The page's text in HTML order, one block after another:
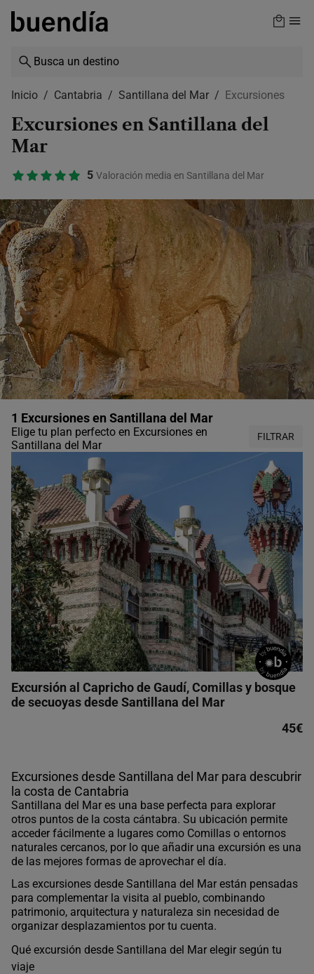
Skip
content
Inicio Cantabria Santillana del Mar Excursiones
Excursiones en Santillana del
Mar
5 Valoración media en Santillana del Mar
1 Excursiones en Santillana del Mar
Elige tu plan perfecto en Excursiones en
Santillana del Mar
FILTRAR
Excursión al Capricho de Gaudí, Comillas y bosque
de secuoyas desde Santillana del Mar
45€
Excursiones desde Santillana del Mar para descubrir
la costa de Cantabria
Santillana del Mar es una base perfecta para explorar
otros puntos de la costa cántabra. Su ubicación permite
acceder fácilmente a lugares como Comillas o entornos
naturales cercanos, por lo que añadir una excursión es una
de las mejores formas de aprovechar el día.
Las excursiones desde Santillana del Mar están pensadas
para complementar la visita al pueblo, combinando
patrimonio, arquitectura y naturaleza sin necesidad de
organizar desplazamientos por tu cuenta.
Qué excursión desde Santillana del Mar elegir según tu
viaje